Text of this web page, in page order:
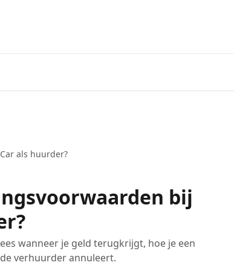
als huurder?
bij
wanneer je geld terugkrijgt, hoe je een
verhuurder annuleert.